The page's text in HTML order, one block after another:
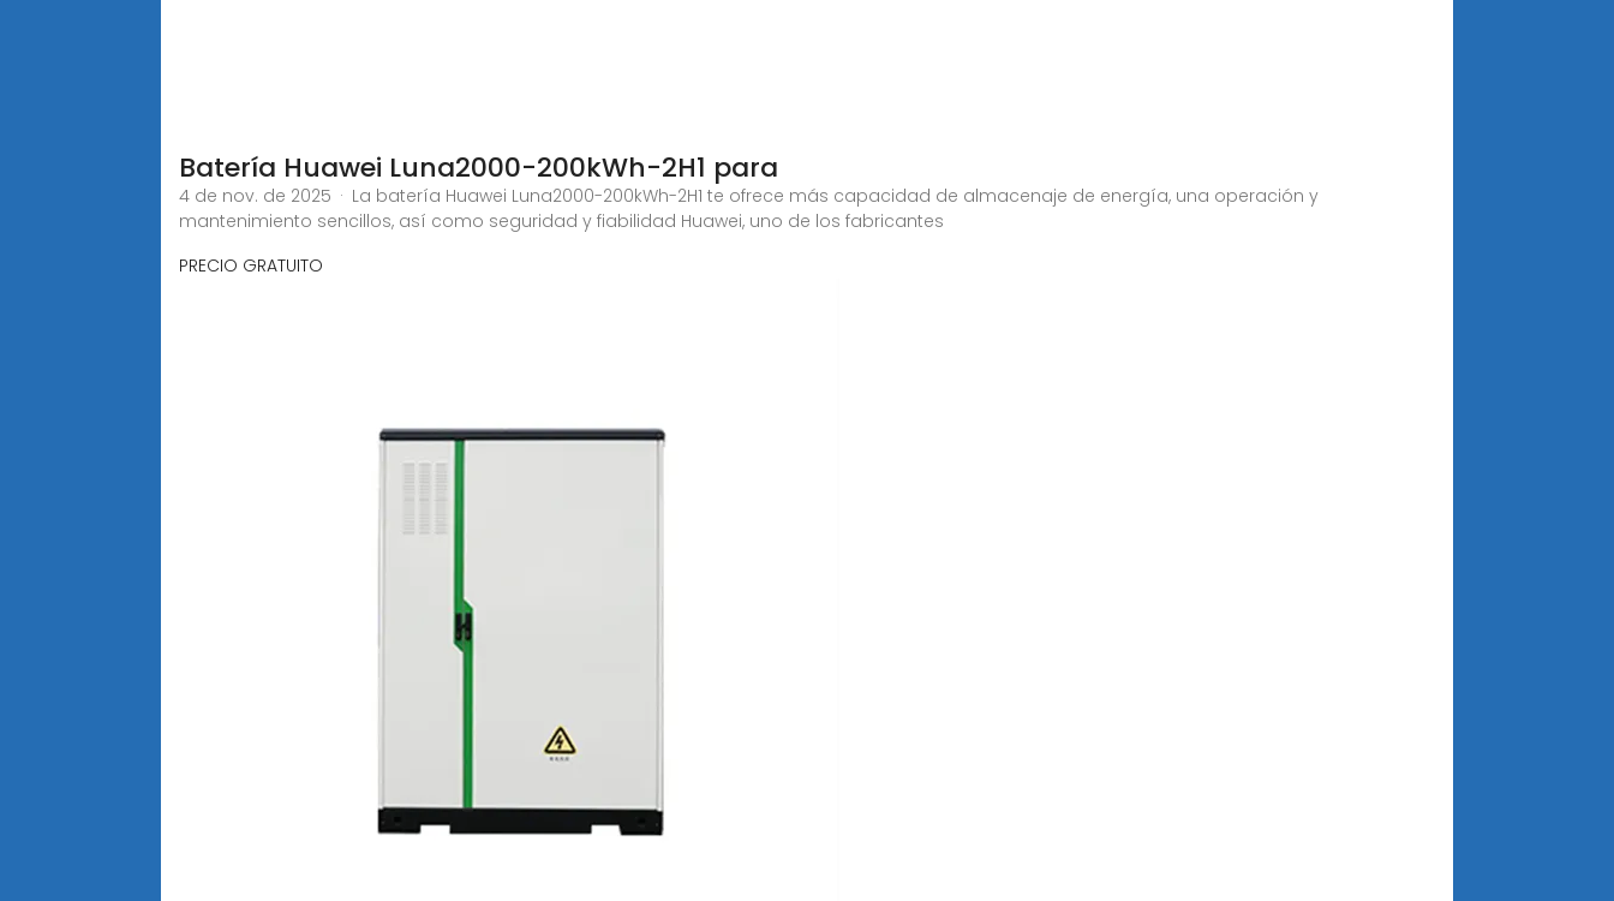
Batería Huawei Luna2000-200kWh-2H1 para
4 de nov. de 2025 · La batería Huawei Luna2000-200kWh-2H1 te ofrece más capacidad de almacenaje de energía, una operación y
mantenimiento sencillos, así como seguridad y fiabilidad Huawei, uno de los fabricantes
PRECIO GRATUITO